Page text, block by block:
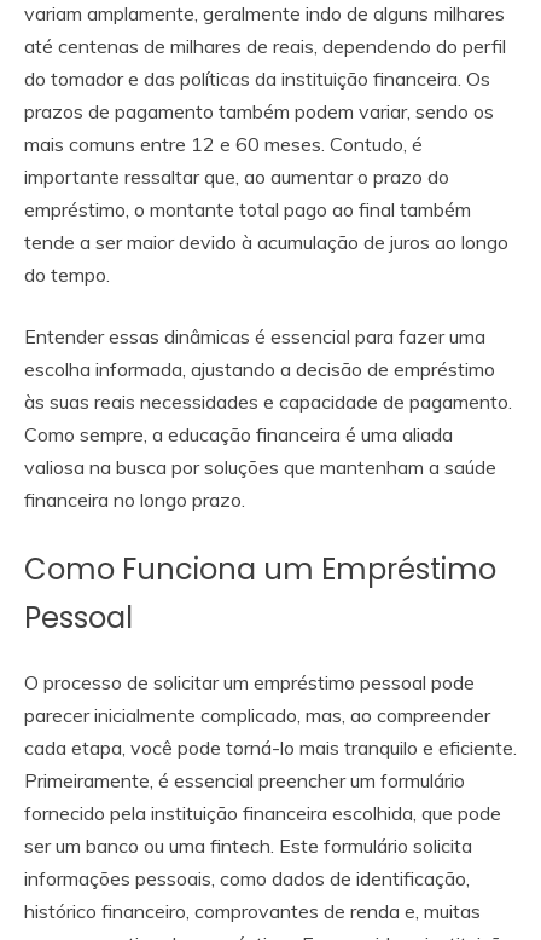
variam amplamente, geralmente indo de alguns milhares
até centenas de milhares de reais, dependendo do perfil
do tomador e das políticas da instituição financeira. Os
prazos de pagamento também podem variar, sendo os
mais comuns entre 12 e 60 meses. Contudo, é
importante ressaltar que, ao aumentar o prazo do
empréstimo, o montante total pago ao final também
tende a ser maior devido à acumulação de juros ao longo
do tempo.
Entender essas dinâmicas é essencial para fazer uma
escolha informada, ajustando a decisão de empréstimo
às suas reais necessidades e capacidade de pagamento.
Como sempre, a educação financeira é uma aliada
valiosa na busca por soluções que mantenham a saúde
financeira no longo prazo.
Como Funciona um Empréstimo
Pessoal
O processo de solicitar um empréstimo pessoal pode
parecer inicialmente complicado, mas, ao compreender
cada etapa, você pode torná-lo mais tranquilo e eficiente.
Primeiramente, é essencial preencher um formulário
fornecido pela instituição financeira escolhida, que pode
ser um banco ou uma fintech. Este formulário solicita
informações pessoais, como dados de identificação,
histórico financeiro, comprovantes de renda e, muitas